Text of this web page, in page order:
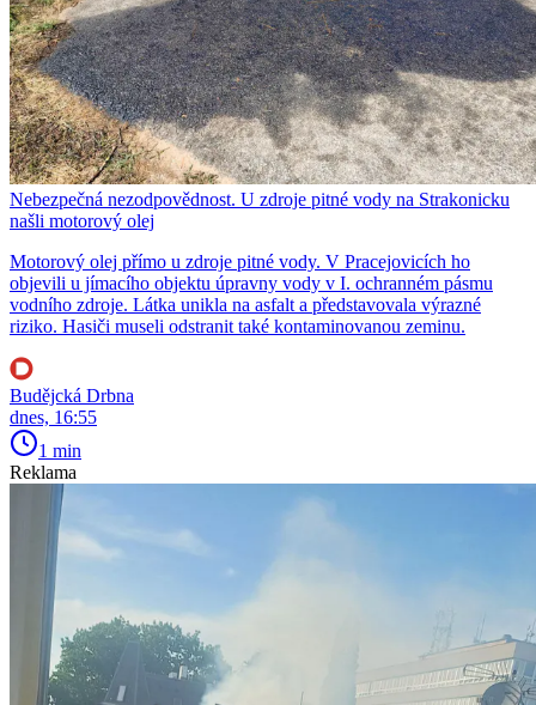
Nebezpečná nezodpovědnost. U zdroje pitné vody na Strakonicku
našli motorový olej
Motorový olej přímo u zdroje pitné vody. V Pracejovicích ho
objevili u jímacího objektu úpravny vody v I. ochranném pásmu
vodního zdroje. Látka unikla na asfalt a představovala výrazné
riziko. Hasiči museli odstranit také kontaminovanou zeminu.
Budějcká Drbna
dnes, 16:55
1 min
Reklama